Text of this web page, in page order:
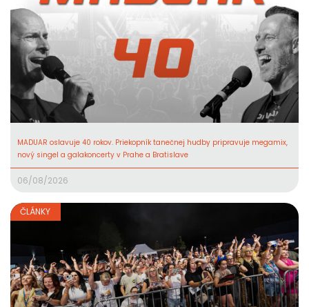
MADUAR oslavuje 40 rokov. Priekopník tanečnej hudby pripravuje megamix,
nový singel a galakoncerty v Prahe a Bratislave
06/08/2026
ČLÁNKY